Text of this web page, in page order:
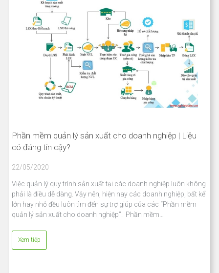
Phần mềm quản lý sản xuất cho doanh nghiệp | Liệu
có đáng tin cậy?
22/05/2020
Việc quản lý quy trình sản xuất tại các doanh nghiệp luôn không
phải là điều dễ dàng. Vậy nên, hiện nay các doanh nghiệp, bất kể
lớn hay nhỏ đều luôn tìm đến sự trợ giúp của các “Phần mềm
quản lý sản xuất cho doanh nghiệp”. Phần mềm…
Xem tiếp